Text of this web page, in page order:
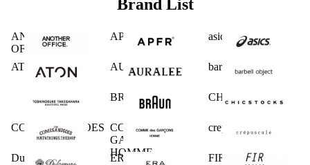
Brand List
ANOTHER
OFFICE
APFR asics
ATON AURALEE barbell object
BRAUN CHICSTOCKS
COMESANDGOES COMME des
GARCONS
HOMME
crepuscule
Dulcamara ERA. FIRMUM